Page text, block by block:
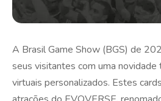
A Brasil Game Show (BGS) de
seus visitantes com uma novidade
virtuais personalizados. Estes